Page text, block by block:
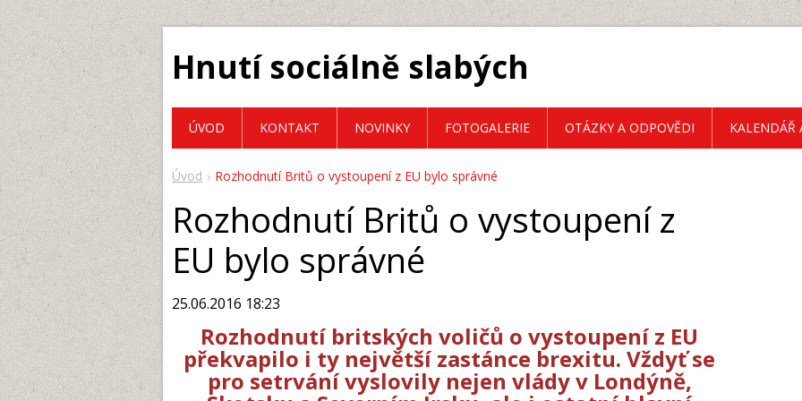
Hnutí sociálně slabých
Úvod Rozhodnutí Britů o vystoupení z EU bylo správné
Rozhodnutí Britů o vystoupení z
EU bylo správné
25.06.2016 18:23
Rozhodnutí britských voličů o vystoupení z EU
překvapilo i ty největší zastánce brexitu. Vždyť se
pro setrvání vyslovily nejen vlády v Londýně,
ÚVOD KONTAKT NOVINKY FOTOGALERIE OTÁZKY A ODPOVĚDI KALENDÁŘ